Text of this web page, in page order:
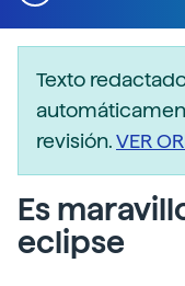
Texto
revisión.VER
Es
eclipse